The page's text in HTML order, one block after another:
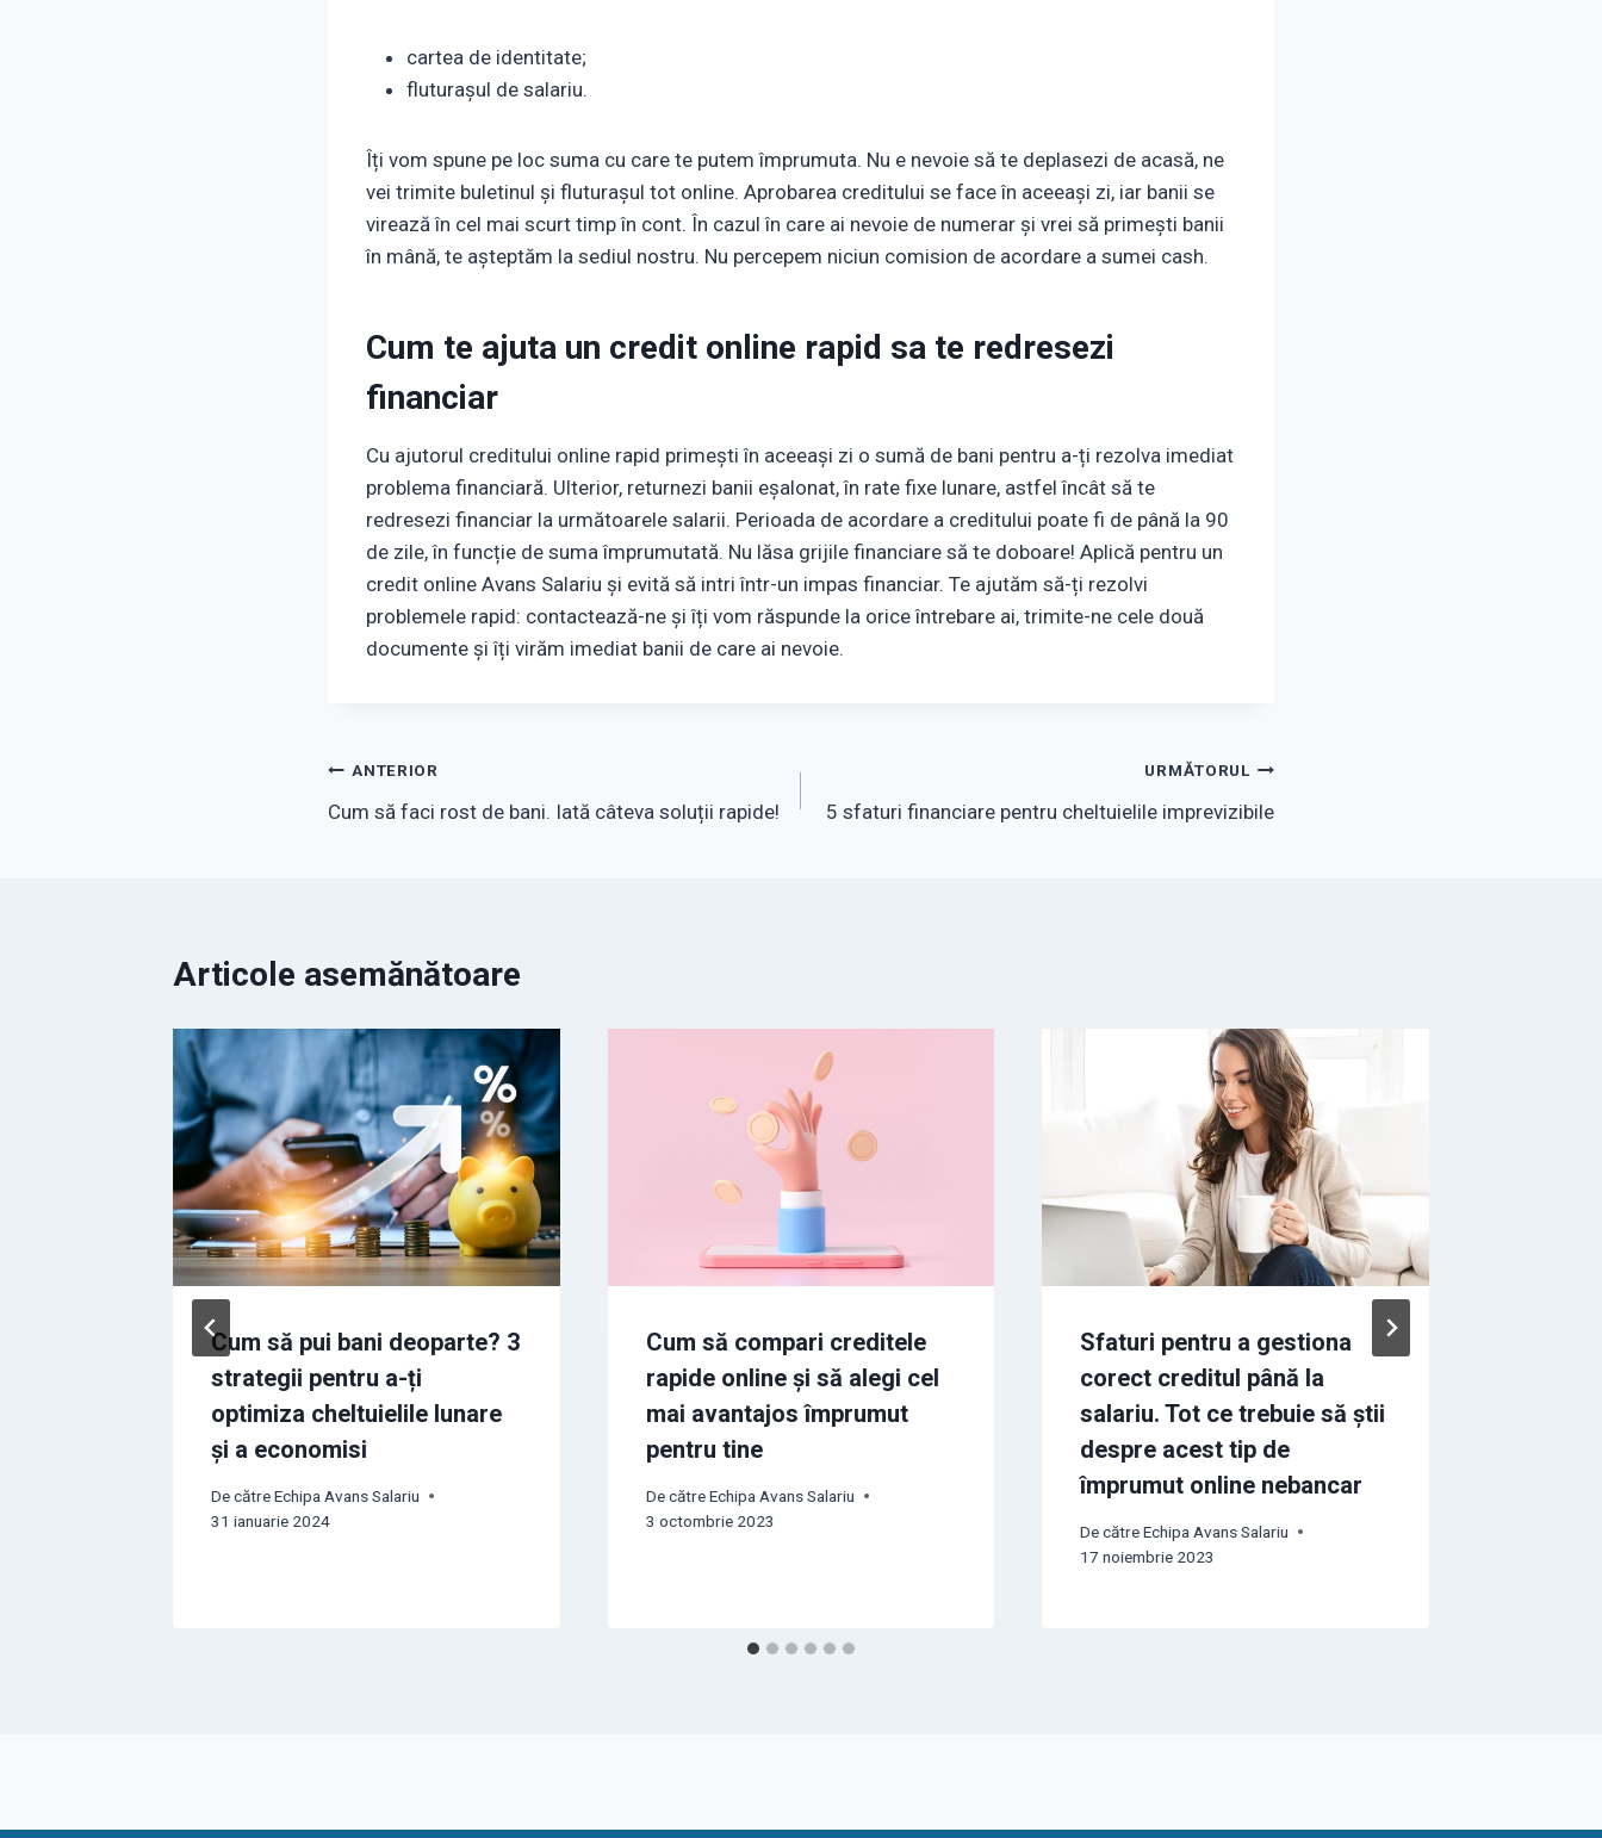
cartea de identitate;
fluturașul de salariu.
Îți vom spune pe loc suma cu care te putem împrumuta. Nu e nevoie să te deplasezi de acasă, ne
vei trimite buletinul și fluturașul tot online. Aprobarea creditului se face în aceeași zi, iar banii se
virează în cel mai scurt timp în cont. În cazul în care ai nevoie de numerar și vrei să primești banii
în mână, te așteptăm la sediul nostru. Nu percepem niciun comision de acordare a sumei cash.
Cum te ajuta un credit online rapid sa te redresezi
financiar
Cu ajutorul creditului online rapid primești în aceeași zi o sumă de bani pentru a-ți rezolva imediat
problema financiară. Ulterior, returnezi banii eșalonat, în rate fixe lunare, astfel încât să te
redresezi financiar la următoarele salarii. Perioada de acordare a creditului poate fi de până la 90
de zile, în funcție de suma împrumutată. Nu lăsa grijile financiare să te doboare! Aplică pentru un
credit online Avans Salariu și evită să intri într-un impas financiar. Te ajutăm să-ți rezolvi
problemele rapid: contactează-ne și îți vom răspunde la orice întrebare ai, trimite-ne cele două
documente și îți virăm imediat banii de care ai nevoie.
Navigare
în
ANTERIOR
Cum să faci rost de bani. Iată câteva soluții rapide!
URMĂTORUL
5 sfaturi financiare pentru cheltuielile imprevizibile
Articole asemănătoare
Cum să pui bani deoparte? 3
strategii pentru a-ți
optimiza cheltuielile lunare
și a economisi
De cătreEchipa Avans Salariu
31 ianuarie 2024
Cum să compari creditele
rapide online și să alegi cel
mai avantajos împrumut
pentru tine
De către Echipa Avans Salariu
3 octombrie 2023
Sfaturi pentru a gestiona
corect creditul până la
salariu. Tot ce trebuie să știi
despre acest tip de
împrumut online nebancar
De către Echipa Avans Salariu
17 noiembrie 2023